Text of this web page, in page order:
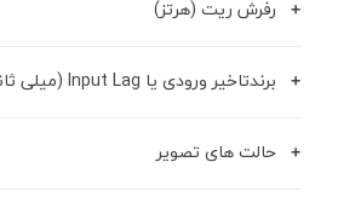
رفرش ریت (هرتز)
برندتاخیر ورودی یا Input Lag (میلی ثانیه)
حالت های تصویر